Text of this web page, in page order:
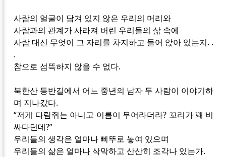
사람의 얼굴이 담겨 있지 않은 우리의 머리와
사람과의 관계가 사라져 버린 우리들의 삶 속에
사람 대신 무엇이 그 자리를 차지하고 들어 앉아 있는지. .
.
참으로 섬뜩하지 않을 수 없다.
북한산 등반길에서 어느 중년의 남자 두 사람이 이야기하
며 지나갔다.
“저게 다람쥐는 아니고 이름이 무어라더라? 꼬리가 꽤 비
싸다던데?”
우리들의 생각은 얼마나 삐뚜로 놓여 있으며
우리들의 삶은 얼마나 삭막하고 산산히 조각나 있는가.